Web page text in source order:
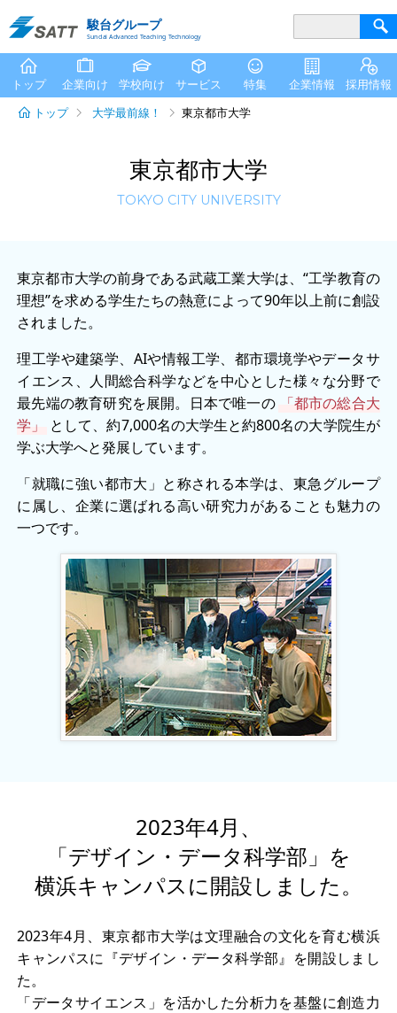
トップ 大学最前線！ 東京都市大学
東京都市大学
TOKYO CITY UNIVERSITY
東京都市大学の前身である武蔵工業大学は、“工学教育の
理想”を求める学生たちの熱意によって90年以上前に創設
されました。
理工学や建築学、AIや情報工学、都市環境学やデータサ
イエンス、人間総合科学などを中心とした様々な分野で
最先端の教育研究を展開。日本で唯一の
「都市の総合大
学」
として、約7,000名の大学生と約800名の大学院生が
学ぶ大学へと発展しています。
「就職に強い都市大」と称される本学は、東急グループ
に属し、企業に選ばれる高い研究力があることも魅力の
一つです。
2023年4月、
「デザイン・データ科学部」を
横浜キャンパスに開設しました。
2023年4月、東京都市大学は文理融合の文化を育む横浜
キャンパスに『デザイン・データ科学部』を開設しまし
た。
「データサイエンス」を活かした分析力を基盤に創造力
駿台グループ
Sundai Advanced Teaching Technology
トップ 企業向け 学校向け サービス 特集 企業情報 採用情報